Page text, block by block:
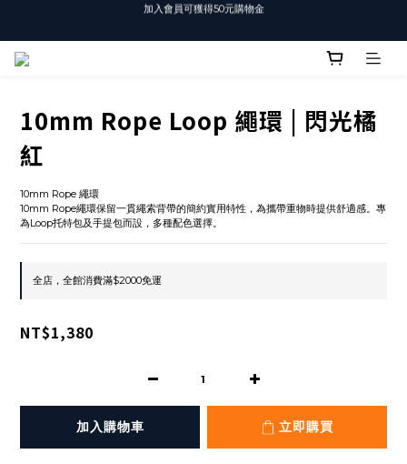
T-SHIRT任選3件$1500
10mm Rope Loop 繩環 | 閃光橘
紅
10mm Rope 繩環
10mm Rope繩環保留一貫繩索背帶的簡約實用特性，為攜帶重物時提供舒適感。專
為Loop托特包及手提包而設，多種配色選擇。
全店，全館消費滿$2000免運
NT$1,380
加入購物車 立即購買